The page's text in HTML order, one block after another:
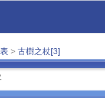
> 古樹之杖[3]